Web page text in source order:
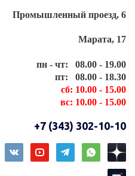
Промышленный проезд, 6
Марата, 17
пн - чт: 08.00 - 19.00
пт: 08.00 - 18.30
сб: 10.00 - 15.00
вс: 10.00 - 15.00
+7 (343) 302-10-10